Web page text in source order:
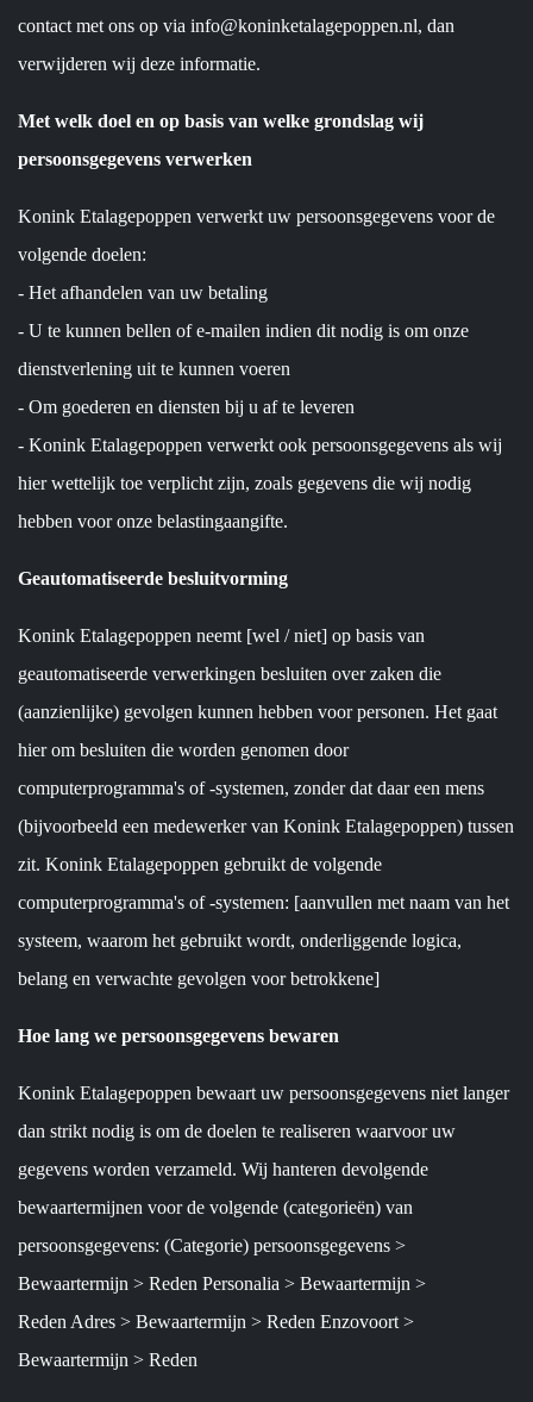
contact met ons op via info@koninketalagepoppen.nl, dan
verwijderen wij deze informatie.
Met welk doel en op basis van welke grondslag wij
persoonsgegevens verwerken
Konink Etalagepoppen verwerkt uw persoonsgegevens voor de
volgende doelen:
- Het afhandelen van uw betaling
- U te kunnen bellen of e-mailen indien dit nodig is om onze
dienstverlening uit te kunnen voeren
- Om goederen en diensten bij u af te leveren
- Konink Etalagepoppen verwerkt ook persoonsgegevens als wij
hier wettelijk toe verplicht zijn, zoals gegevens die wij nodig
hebben voor onze belastingaangifte.
Geautomatiseerde besluitvorming
Konink Etalagepoppen neemt [wel / niet] op basis van
geautomatiseerde verwerkingen besluiten over zaken die
(aanzienlijke) gevolgen kunnen hebben voor personen. Het gaat
hier om besluiten die worden genomen door
computerprogramma's of -systemen, zonder dat daar een mens
(bijvoorbeeld een medewerker van Konink Etalagepoppen) tussen
zit. Konink Etalagepoppen gebruikt de volgende
computerprogramma's of -systemen: [aanvullen met naam van het
systeem, waarom het gebruikt wordt, onderliggende logica,
belang en verwachte gevolgen voor betrokkene]
Hoe lang we persoonsgegevens bewaren
Konink Etalagepoppen bewaart uw persoonsgegevens niet langer
dan strikt nodig is om de doelen te realiseren waarvoor uw
gegevens worden verzameld. Wij hanteren devolgende
bewaartermijnen voor de volgende (categorieën) van
persoonsgegevens: (Categorie) persoonsgegevens >
Bewaartermijn > Reden Personalia > Bewaartermijn >
Reden Adres > Bewaartermijn > Reden Enzovoort >
Bewaartermijn > Reden